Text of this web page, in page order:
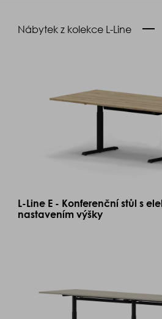
Nábytek z kolekce L-Line
L-Line E - Konferenční stůl s
nastavením výšky